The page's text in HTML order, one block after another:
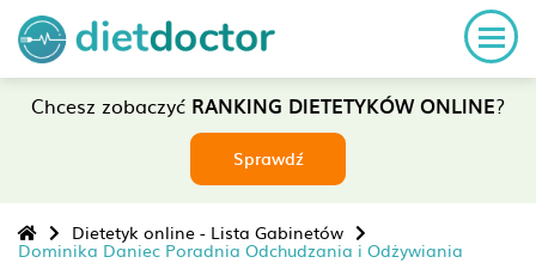
Chcesz zobaczyć RANKING DIETETYKÓW ONLINE?
Sprawdź
Dietetyk online - Lista Gabinetów
Dominika Daniec Poradnia Odchudzania i Odżywiania